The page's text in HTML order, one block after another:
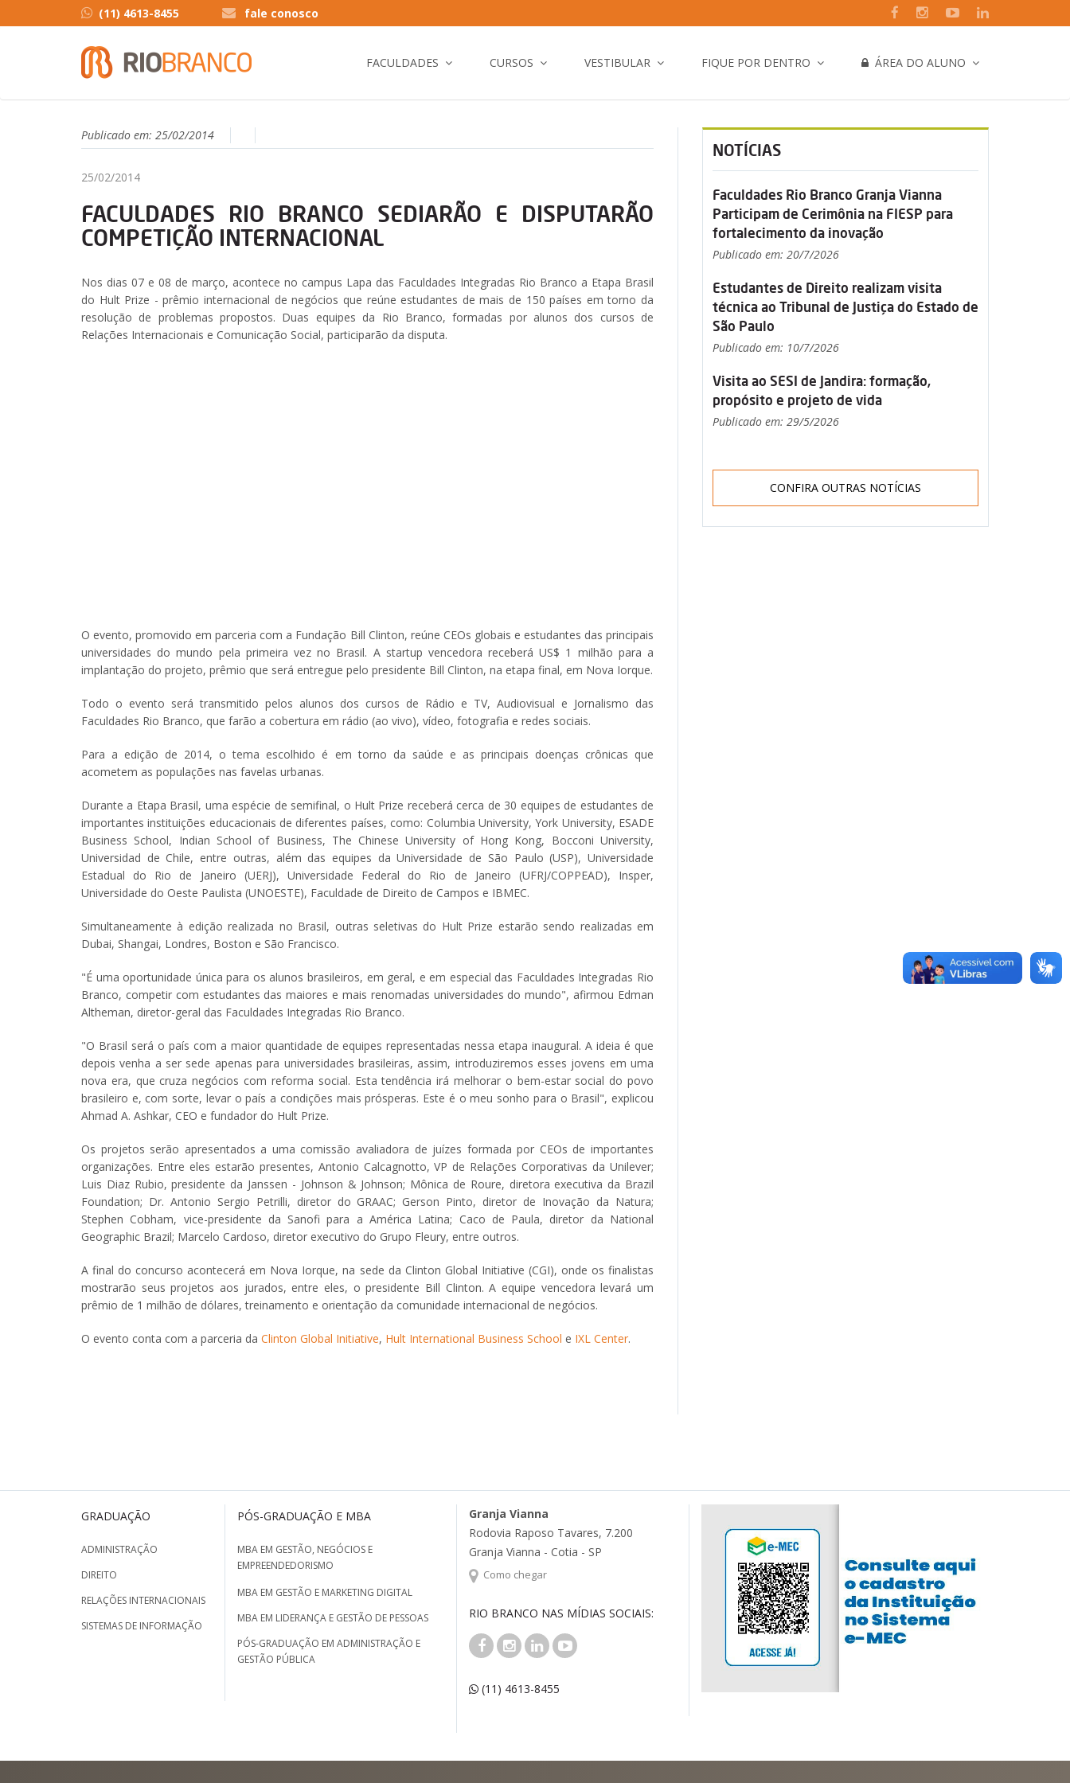
(11) 4613-8455 fale conosco
FACULDADES CURSOS VESTIBULAR FIQUE POR DENTRO ÁREA DO ALUNO
Publicado em: 25/02/2014
25/02/2014
FACULDADES RIO BRANCO SEDIARÃO E DISPUTARÃO
COMPETIÇÃO INTERNACIONAL
Nos dias 07 e 08 de março, acontece no campus Lapa das Faculdades Integradas Rio Branco a Etapa Brasil
do Hult Prize - prêmio internacional de negócios que reúne estudantes de mais de 150 países em torno da
resolução de problemas propostos. Duas equipes da Rio Branco, formadas por alunos dos cursos de
Relações Internacionais e Comunicação Social, participarão da disputa.
O evento, promovido em parceria com a Fundação Bill Clinton, reúne CEOs globais e estudantes das principais
universidades do mundo pela primeira vez no Brasil. A startup vencedora receberá US$ 1 milhão para a
implantação do projeto, prêmio que será entregue pelo presidente Bill Clinton, na etapa final, em Nova Iorque.
Todo o evento será transmitido pelos alunos dos cursos de Rádio e TV, Audiovisual e Jornalismo das
Faculdades Rio Branco, que farão a cobertura em rádio (ao vivo), vídeo, fotografia e redes sociais.
Para a edição de 2014, o tema escolhido é em torno da saúde e as principais doenças crônicas que
acometem as populações nas favelas urbanas.
Durante a Etapa Brasil, uma espécie de semifinal, o Hult Prize receberá cerca de 30 equipes de estudantes de
importantes instituições educacionais de diferentes países, como: Columbia University, York University, ESADE
Business School, Indian School of Business, The Chinese University of Hong Kong, Bocconi University,
Universidad de Chile, entre outras, além das equipes da Universidade de São Paulo (USP), Universidade
Estadual do Rio de Janeiro (UERJ), Universidade Federal do Rio de Janeiro (UFRJ/COPPEAD), Insper,
Universidade do Oeste Paulista (UNOESTE), Faculdade de Direito de Campos e IBMEC.
Simultaneamente à edição realizada no Brasil, outras seletivas do Hult Prize estarão sendo realizadas em
Dubai, Shangai, Londres, Boston e São Francisco.
"É uma oportunidade única para os alunos brasileiros, em geral, e em especial das Faculdades Integradas Rio
Branco, competir com estudantes das maiores e mais renomadas universidades do mundo", afirmou Edman
Altheman, diretor-geral das Faculdades Integradas Rio Branco.
"O Brasil será o país com a maior quantidade de equipes representadas nessa etapa inaugural. A ideia é que
depois venha a ser sede apenas para universidades brasileiras, assim, introduziremos esses jovens em uma
nova era, que cruza negócios com reforma social. Esta tendência irá melhorar o bem-estar social do povo
brasileiro e, com sorte, levar o país a condições mais prósperas. Este é o meu sonho para o Brasil", explicou
Ahmad A. Ashkar, CEO e fundador do Hult Prize.
Os projetos serão apresentados a uma comissão avaliadora de juízes formada por CEOs de importantes
organizações. Entre eles estarão presentes, Antonio Calcagnotto, VP de Relações Corporativas da Unilever;
Luis Diaz Rubio, presidente da Janssen - Johnson & Johnson; Mônica de Roure, diretora executiva da Brazil
Foundation; Dr. Antonio Sergio Petrilli, diretor do GRAAC; Gerson Pinto, diretor de Inovação da Natura;
Stephen Cobham, vice-presidente da Sanofi para a América Latina; Caco de Paula, diretor da National
Geographic Brazil; Marcelo Cardoso, diretor executivo do Grupo Fleury, entre outros.
A final do concurso acontecerá em Nova Iorque, na sede da Clinton Global Initiative (CGI), onde os finalistas
mostrarão seus projetos aos jurados, entre eles, o presidente Bill Clinton. A equipe vencedora levará um
prêmio de 1 milhão de dólares, treinamento e orientação da comunidade internacional de negócios.
O evento conta com a parceria da Clinton Global Initiative, Hult International Business School e IXL Center.
NOTÍCIAS
Faculdades Rio Branco Granja Vianna
Participam de Cerimônia na FIESP para
fortalecimento da inovação
Publicado em: 20/7/2026
Estudantes de Direito realizam visita
técnica ao Tribunal de Justiça do Estado de
São Paulo
Publicado em: 10/7/2026
Visita ao SESI de Jandira: formação,
propósito e projeto de vida
Publicado em: 29/5/2026
CONFIRA OUTRAS NOTÍCIAS
GRADUAÇÃO
ADMINISTRAÇÃO
DIREITO
RELAÇÕES INTERNACIONAIS
SISTEMAS DE INFORMAÇÃO
PÓS-GRADUAÇÃO E MBA
MBA EM GESTÃO, NEGÓCIOS E
EMPREENDEDORISMO
MBA EM GESTÃO E MARKETING DIGITAL
MBA EM LIDERANÇA E GESTÃO DE PESSOAS
PÓS-GRADUAÇÃO EM ADMINISTRAÇÃO E
GESTÃO PÚBLICA
Granja Vianna
Rodovia Raposo Tavares, 7.200
Granja Vianna - Cotia - SP
Como chegar
RIO BRANCO NAS MÍDIAS SOCIAIS:
(11) 4613-8455